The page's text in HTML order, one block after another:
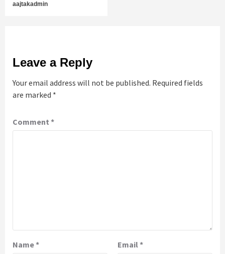
aajtakadmin
Leave a Reply
Your email address will not be published. Required fields
are marked *
Comment *
Name* Email*